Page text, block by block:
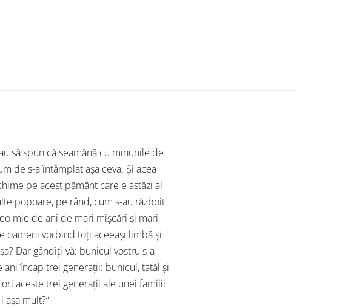
să spun că seamănă cu minunile de
de s-a întâmplat aşa ceva. Şi acea
pe acest pământ care e astăzi al
popoare, pe rând, cum s-au războit
mie de ani de mari mişcări şi mari
oameni vorbind toţi aceeaşi limbă şi
Dar gândiţi-vă: bunicul vostru s-a
ani încap trei generaţii: bunicul, tatăl şi
aceste trei generaţii ale unei familii
mult?“